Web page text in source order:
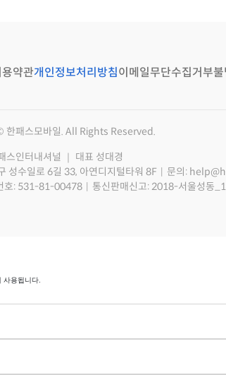
약관개인정보처리방침이메일무단수집거부
패스모바일. All Rights Reserved.
스인터내셔널 ｜ 대표 성대경
성수일로 6길 33, 아연디지털타워 8F
문의:
호: 531-81-00478
통신판매신고: 2018-서울성동
용됩니다.